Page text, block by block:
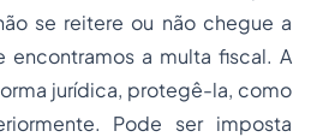
se reitere ou não chegue a
encontramos a multa fiscal. A
jurídica, protegê-la, como
Pode ser imposta